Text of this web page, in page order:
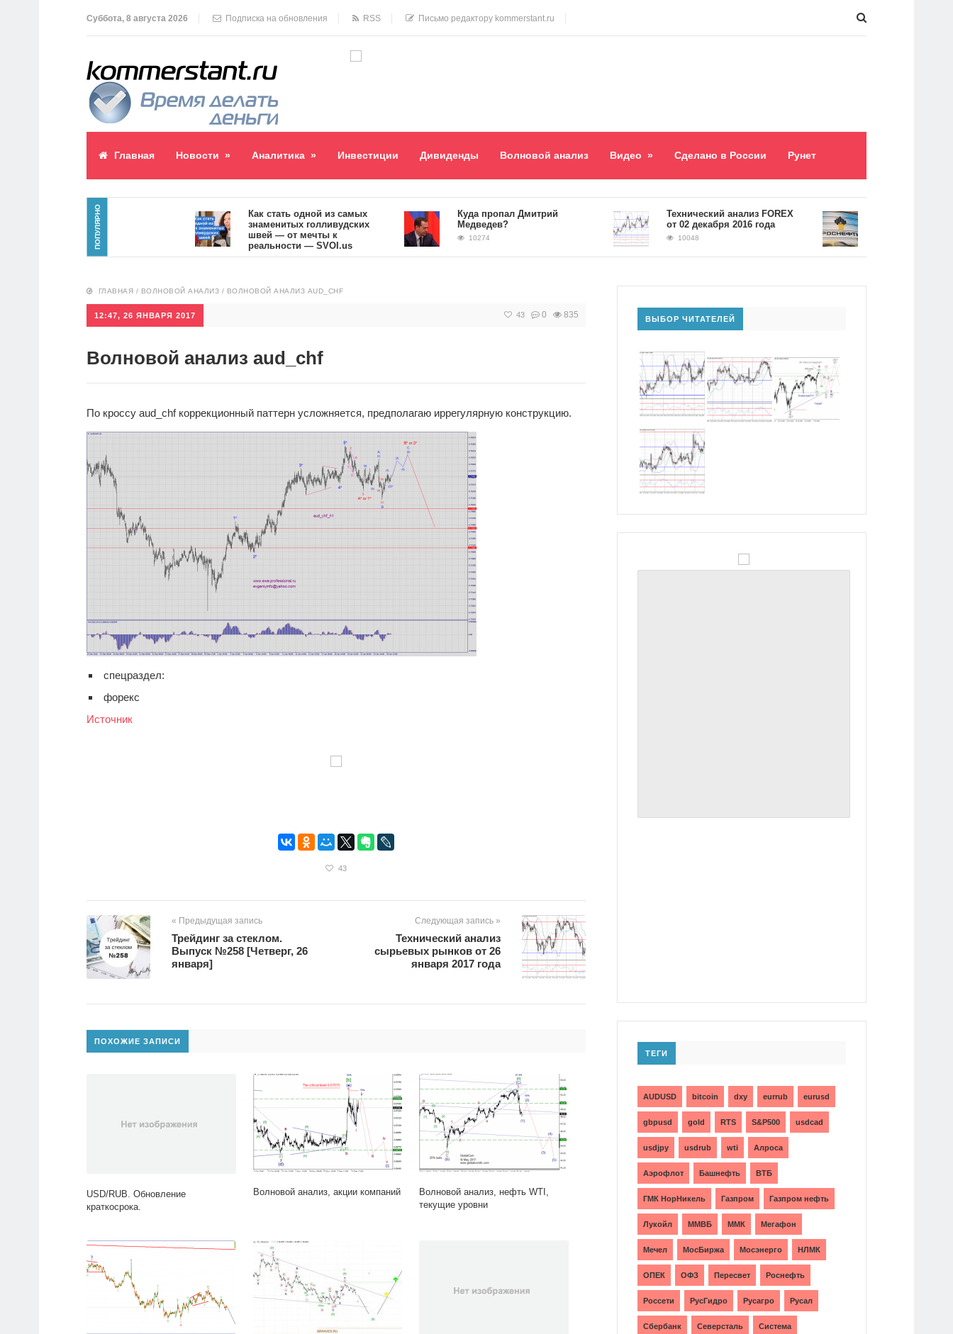
Суббота, 8 августа 2026 Подписка на обновления RSS Письмо редактору kommerstant.ru
Главная Новости » Аналитика » Инвестиции Дивиденды Волновой анализ Видео » Сделано в России Рунет
ПОПУЛЯРНО
Как стать одной из самых
знаменитых голливудских
швей — от мечты к
реальности — SVOI.us
10557
Куда пропал Дмитрий
Медведев?
10274
​Технический анализ FOREX
от 02 декабря 2016 года
10048
Долг «Роснефти»
5,2 триллиона
ГЛАВНАЯ / ВОЛНОВОЙ АНАЛИЗ / ВОЛНОВОЙ АНАЛИЗ AUD_CHF
12:47, 26 ЯНВАРЯ 2017 43 0 835
Волновой анализ aud_chf
По кроссу aud_chf коррекционный паттерн усложняется, предполагаю иррегулярную конструкцию.
спецраздел:
форекс
Источник
43
« Предыдущая запись
Трейдинг за стеклом.
Выпуск №258 [Четверг, 26
января]
Следующая запись »
Технический анализ
сырьевых рынков от 26
января 2017 года
ПОХОЖИЕ ЗАПИСИ
USD/RUB. Обновление
краткосрока.
Волновой анализ, акции компаний
Волновой анализ, нефть WTI,
текущие уровни
ВЫБОР ЧИТАТЕЛЕЙ
ТЕГИ
AUDUSD bitcoin dxy eurrub eurusd
gbpusd gold RTS S&P500 usdcad
usdjpy usdrub wti Алроса
Аэрофлот Башнефть ВТБ
ГМК НорНикель Газпром Газпром нефть
Лукойл ММВБ ММК Мегафон
Мечел МосБиржа Мосэнерго НЛМК
ОПЕК ОФЗ Пересвет Роснефть
Россети РусГидро Русагро Русал
Сбербанк Северсталь Система